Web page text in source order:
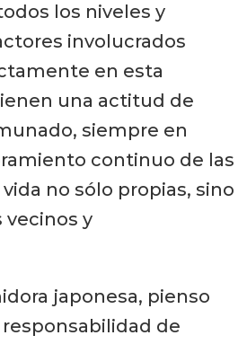
los niveles y
involucrados
en esta
una actitud de
siempre en
continuo de las
no sólo propias, sino
y
japonesa, pienso
de